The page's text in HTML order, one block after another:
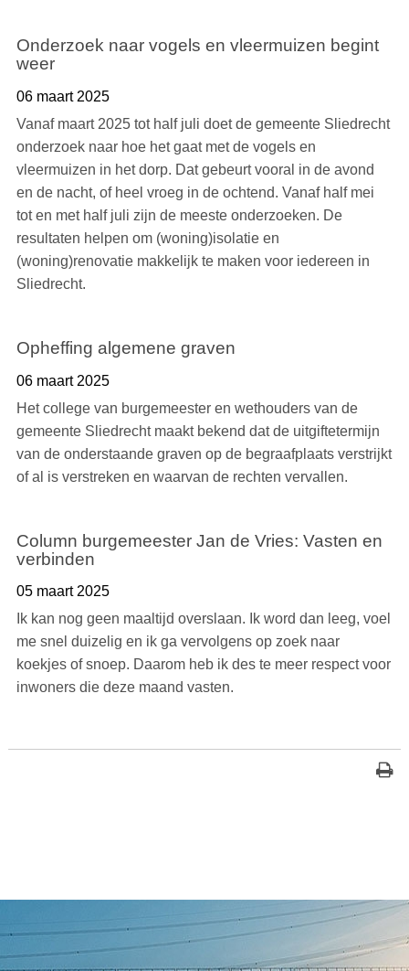
Onderzoek naar vogels en vleermuizen begint
weer
06 maart 2025
Vanaf maart 2025 tot half juli doet de gemeente Sliedrecht
onderzoek naar hoe het gaat met de vogels en
vleermuizen in het dorp. Dat gebeurt vooral in de avond
en de nacht, of heel vroeg in de ochtend. Vanaf half mei
tot en met half juli zijn de meeste onderzoeken. De
resultaten helpen om (woning)isolatie en
(woning)renovatie makkelijk te maken voor iedereen in
Sliedrecht.
Opheffing algemene graven
06 maart 2025
Het college van burgemeester en wethouders van de
gemeente Sliedrecht maakt bekend dat de uitgiftetermijn
van de onderstaande graven op de begraafplaats verstrijkt
of al is verstreken en waarvan de rechten vervallen.
Column burgemeester Jan de Vries: Vasten en
verbinden
05 maart 2025
Ik kan nog geen maaltijd overslaan. Ik word dan leeg, voel
me snel duizelig en ik ga vervolgens op zoek naar
koekjes of snoep. Daarom heb ik des te meer respect voor
inwoners die deze maand vasten.